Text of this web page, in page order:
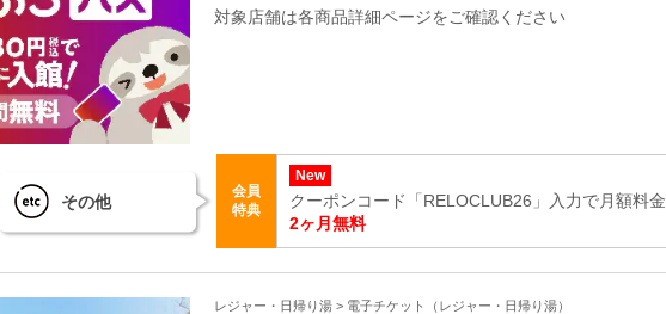
対象店舗は各商品詳細ページをご確認ください
その他
会員
特典
New
クーポンコード「RELOCLUB26」入力で月額料金
2ヶ月無料
レジャー・日帰り湯 > 電子チケット（レジャー・日帰り湯）